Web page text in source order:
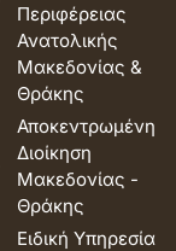
Περιφέρειας
Ανατολικής
Μακεδονίας &
Θράκης
Αποκεντρωμένη
Διοίκηση
Μακεδονίας -
Θράκης
Ειδική Υπηρεσία